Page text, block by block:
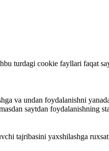
turdagi cookie fayllari faqat
va undan foydalanishni
saytdan foydalanishning
tajribasini yaxshilashga